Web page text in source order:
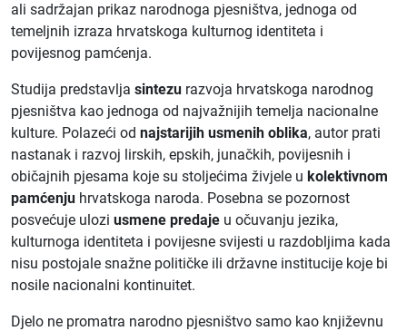
ali sadržajan prikaz narodnoga pjesništva, jednoga od
temeljnih izraza hrvatskoga kulturnog identiteta i
povijesnog pamćenja.
Studija predstavlja sintezu razvoja hrvatskoga narodnog
pjesništva kao jednoga od najvažnijih temelja nacionalne
kulture. Polazeći od najstarijih usmenih oblika, autor prati
nastanak i razvoj lirskih, epskih, junačkih, povijesnih i
običajnih pjesama koje su stoljećima živjele u kolektivnom
pamćenju hrvatskoga naroda. Posebna se pozornost
posvećuje ulozi usmene predaje u očuvanju jezika,
kulturnoga identiteta i povijesne svijesti u razdobljima kada
nisu postojale snažne političke ili državne institucije koje bi
nosile nacionalni kontinuitet.
Djelo ne promatra narodno pjesništvo samo kao književnu